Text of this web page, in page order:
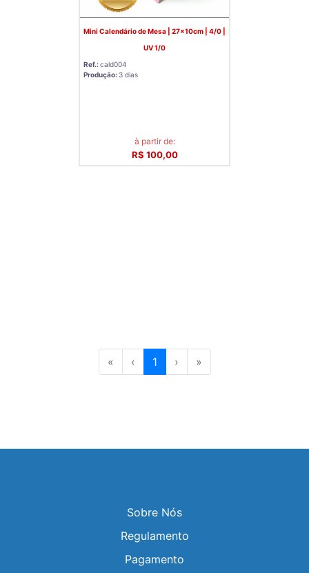
Mini Calendário de Mesa | 27x10cm | 4/0 |
UV 1/0
Ref.:cald004
Produção: 3 dias
à partir de:
R$ 100,00
« ‹ 1 › »
Sobre Nós
Regulamento
Pagamento